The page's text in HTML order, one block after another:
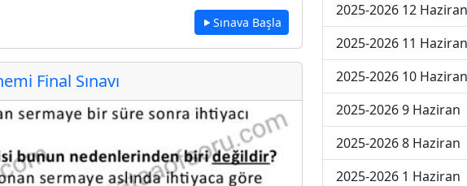
Sınava Başla
Final Sınavı
2025-2026 12 Haziran
2025-2026 11 Haziran
2025-2026 10 Haziran
2025-2026 9 Haziran
2025-2026 8 Haziran
2025-2026 1 Haziran